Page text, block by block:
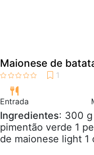
Maionese de
Entrada
Ingredientes: 300
pimentão verde 1
de maionese light 1